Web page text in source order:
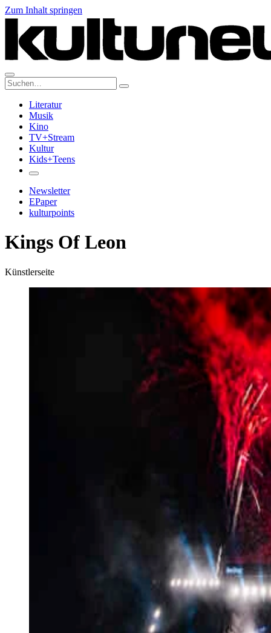
Zum Inhalt springen
Suche:
Literatur
Musik
Kino
TV+Stream
Kultur
Kids+Teens
Newsletter
EPaper
kulturpoints
Kings Of Leon
Künstlerseite